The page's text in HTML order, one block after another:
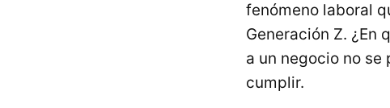
fenómeno laboral
Generación Z. ¿En
a un negocio no
cumplir.